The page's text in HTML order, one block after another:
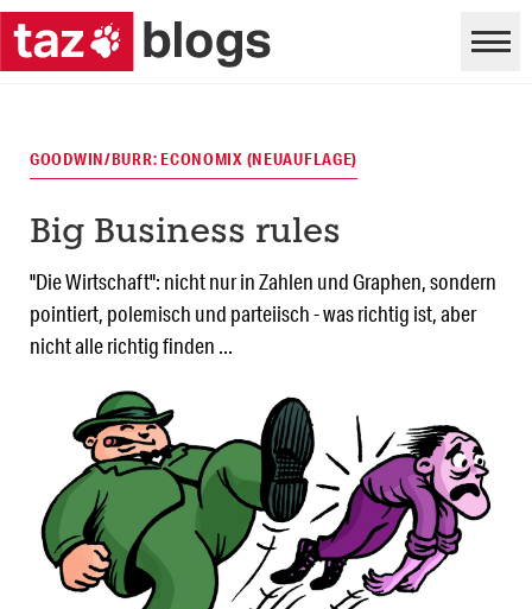
GOODWIN/BURR: ECONOMIX (NEUAUFLAGE)
Big Business rules
"Die Wirtschaft": nicht nur in Zahlen und Graphen, sondern
pointiert, polemisch und parteiisch - was richtig ist, aber
nicht alle richtig finden ...